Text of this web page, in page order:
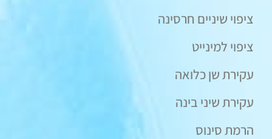
ציפוי שיניים חרסינה
ציפוי למינייט
עקירת שן כלואה
עקירת שיני בינה
הרמת סינוס